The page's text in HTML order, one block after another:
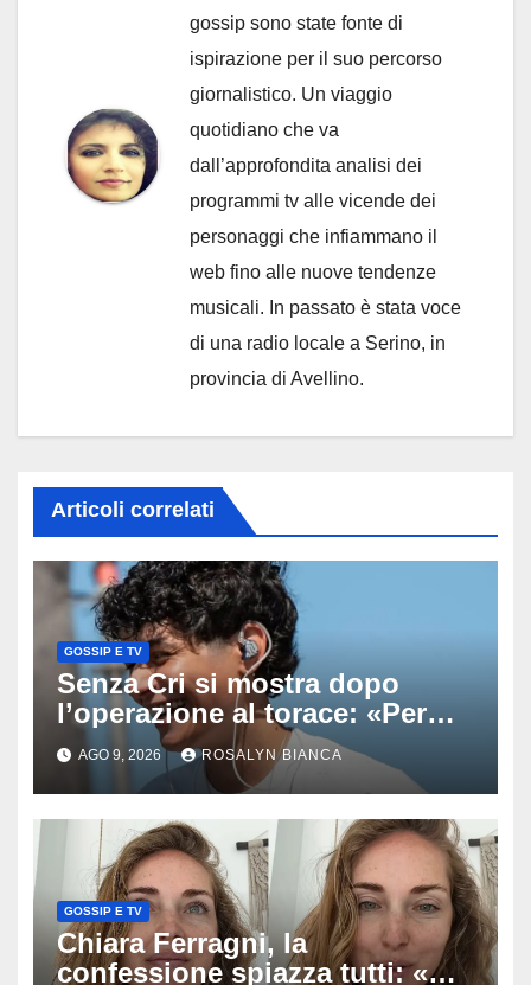
gossip sono state fonte di
ispirazione per il suo percorso
giornalistico. Un viaggio
quotidiano che va
dall’approfondita analisi dei
programmi tv alle vicende dei
personaggi che infiammano il
web fino alle nuove tendenze
musicali. In passato è stata voce
di una radio locale a Serino, in
provincia di Avellino.
Articoli correlati
GOSSIP E TV
Senza Cri si mostra dopo
l’operazione al torace: «Per
anni mi sentivo in trappola», il
racconto sul difficile percorso
verso la serenità
AGO 9, 2026 ROSALYN BIANCA
GOSSIP E TV
Chiara Ferragni, la
confessione spiazza tutti: «Un